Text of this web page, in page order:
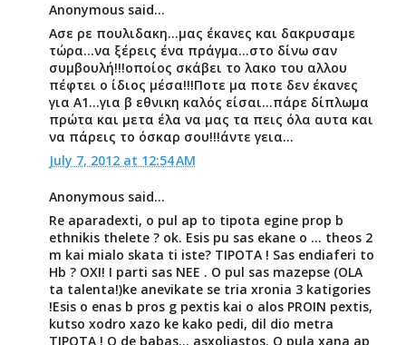
Anonymous said...
Ασε ρε πουλιδακη...μας έκανες και δακρυσαμε
τώρα...να ξέρεις ένα πράγμα...στο δίνω σαν
συμβουλή!!!οποίος σκάβει το λακο του αλλου
πέφτει ο ίδιος μέσα!!!Ποτε μα ποτε δεν έκανες
για Α1...για β εθνικη καλός είσαι...πάρε δίπλωμα
πρώτα και μετα έλα να μας τα πεις όλα αυτα και
να πάρεις το όσκαρ σου!!!άντε γεια...
July 7, 2012 at 12:54 AM
Anonymous said...
Re aparadexti, o pul ap to tipota egine prop b
ethnikis thelete ? ok. Esis pu sas ekane o ... theos 2
m kai mialo skata ti iste? TIPOTA ! Sas endiaferi to
Hb ? OXI! I parti sas NEE . O pul sas mazepse (OLA
ta talenta!)ke anevikate se tria xronia 3 katigories
!Esis o enas b pros g pextis kai o alos PROIN pextis,
kutso xodro xazo ke kako pedi, dil dio metra
TIPOTA ! O de babas... asxoliastos. O pula xana ap